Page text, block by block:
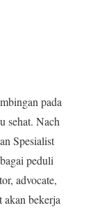
pada
sehat. Nach
Spesialist
peduli
advocate,
akan bekerja